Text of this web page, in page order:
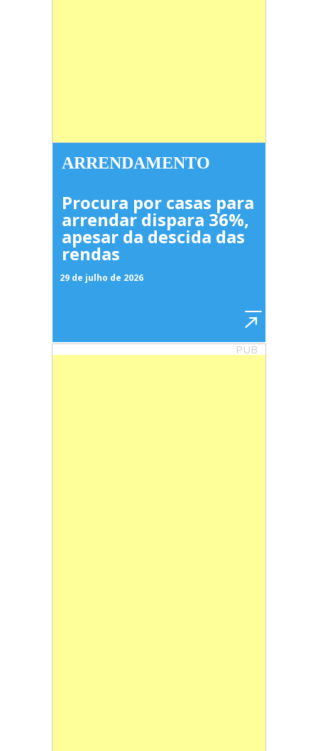
ARRENDAMENTO
Procura por casas para
arrendar dispara 36%,
apesar da descida das
rendas
29 de julho de 2026
PUB